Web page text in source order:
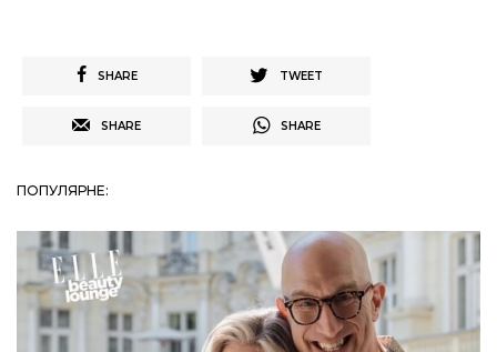
SHARE TWEET
SHARE SHARE
ПОПУЛЯРНЕ: